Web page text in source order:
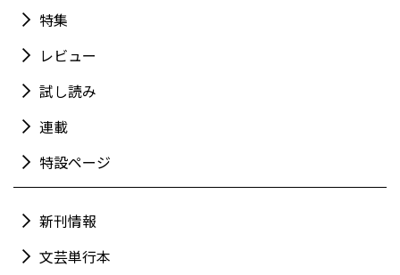
特集
レビュー
試し読み
連載
特設ページ
新刊情報
文芸単行本